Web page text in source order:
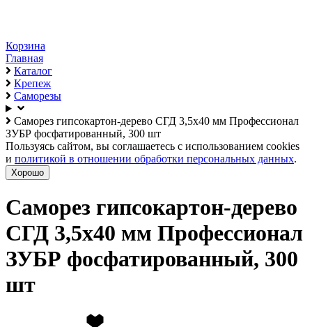
Корзина
Главная
Каталог
Крепеж
Саморезы
Саморез гипсокартон-дерево СГД 3,5х40 мм Профессионал
ЗУБР фосфатированный, 300 шт
Пользуясь сайтом, вы соглашаетесь с использованием cookies
и политикой в отношении обработки персональных данных.
Хорошо
Саморез гипсокартон-дерево
СГД 3,5х40 мм Профессионал
ЗУБР фосфатированный, 300
шт